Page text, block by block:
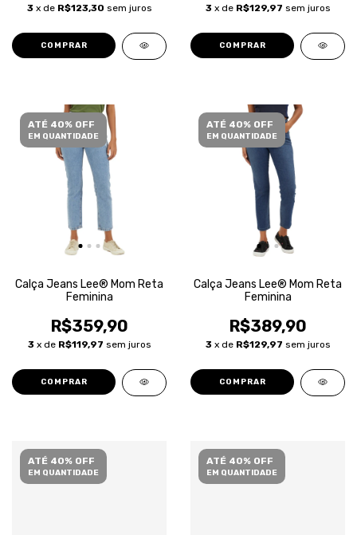
3 x de R$123,30 sem juros
COMPRAR
3 x de R$129,97 sem juros
COMPRAR
ATÉ 40% OFF
EM QUANTIDADE
Calça Jeans Lee® Mom Reta
Feminina
R$359,90
3 x de R$119,97 sem juros
COMPRAR
ATÉ 40% OFF
EM QUANTIDADE
Calça Jeans Lee® Mom Reta
Feminina
R$389,90
3 x de R$129,97 sem juros
COMPRAR
ATÉ 40% OFF
EM QUANTIDADE
ATÉ 40% OFF
EM QUANTIDADE